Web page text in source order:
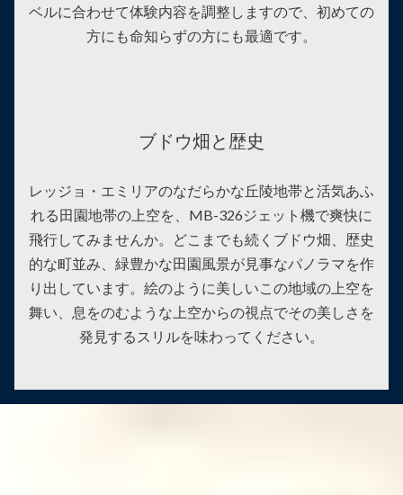
ベルに合わせて体験内容を調整しますので、初めての
方にも命知らずの方にも最適です。
ブドウ畑と歴史
レッジョ・エミリアのなだらかな丘陵地帯と活気あふ
れる田園地帯の上空を、MB-326ジェット機で爽快に
飛行してみませんか。どこまでも続くブドウ畑、歴史
的な町並み、緑豊かな田園風景が見事なパノラマを作
り出しています。絵のように美しいこの地域の上空を
舞い、息をのむような上空からの視点でその美しさを
発見するスリルを味わってください。